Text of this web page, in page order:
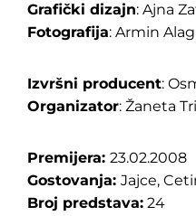
Grafički dizajn: Ajna
Fotografija: Armin
Izvršni producent:
Organizator: Žaneta
Premijera: 23.02.2008
Gostovanja: Jajce,
Broj predstava: 24